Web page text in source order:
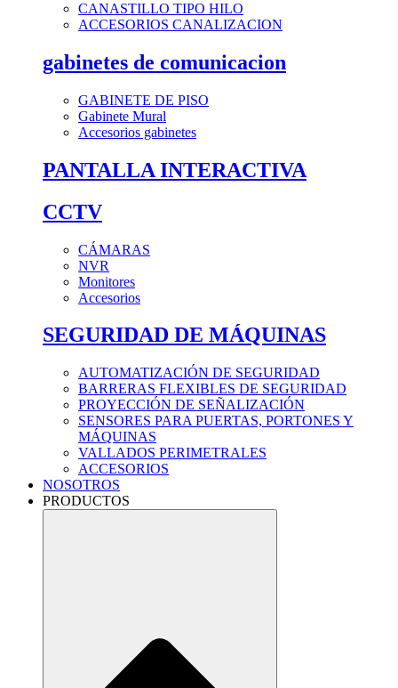
CANASTILLO TIPO HILO
ACCESORIOS CANALIZACION
gabinetes de comunicacion
GABINETE DE PISO
Gabinete Mural
Accesorios gabinetes
PANTALLA INTERACTIVA
CCTV
CÁMARAS
NVR
Monitores
Accesorios
SEGURIDAD DE MÁQUINAS
AUTOMATIZACIÓN DE SEGURIDAD
BARRERAS FLEXIBLES DE SEGURIDAD
PROYECCIÓN DE SEÑALIZACIÓN
SENSORES PARA PUERTAS, PORTONES Y
MÁQUINAS
VALLADOS PERIMETRALES
ACCESORIOS
NOSOTROS
PRODUCTOS